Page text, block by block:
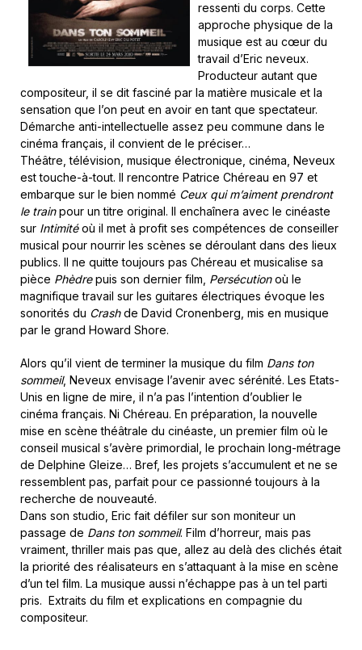
ressenti du corps. Cette
approche physique de la
musique est au cœur du
travail d’Eric neveux.
Producteur autant que
compositeur, il se dit fasciné par la matière musicale et la
sensation que l’on peut en avoir en tant que spectateur.
Démarche anti-intellectuelle assez peu commune dans le
cinéma français, il convient de le préciser…
Théâtre, télévision, musique électronique, cinéma, Neveux
est touche-à-tout. Il rencontre Patrice Chéreau en 97 et
embarque sur le bien nommé Ceux qui m’aiment prendront
le trainpour un titre original. Il enchaînera avec le cinéaste
sur Intimitéoù il met à profit ses compétences de conseiller
musical pour nourrir les scènes se déroulant dans des lieux
publics. Il ne quitte toujours pas Chéreau et musicalise sa
pièce Phèdrepuis son dernier film, Persécutionoù le
magnifique travail sur les guitares électriques évoque les
sonorités du Crashde David Cronenberg, mis en musique
par le grand Howard Shore.
Alors qu’il vient de terminer la musique du film Dans ton
sommeil, Neveux envisage l’avenir avec sérénité. Les Etats-
Unis en ligne de mire, il n’a pas l’intention d’oublier le
cinéma français. Ni Chéreau. En préparation, la nouvelle
mise en scène théâtrale du cinéaste, un premier film où le
conseil musical s’avère primordial, le prochain long-métrage
de Delphine Gleize… Bref, les projets s’accumulent et ne se
ressemblent pas, parfait pour ce passionné toujours à la
recherche de nouveauté.
Dans son studio, Eric fait défiler sur son moniteur un
passage de Dans ton sommeil. Film d’horreur, mais pas
vraiment, thriller mais pas que, allez au delà des clichés était
la priorité des réalisateurs en s’attaquant à la mise en scène
d’un tel film. La musique aussi n’échappe pas à un tel parti
pris. Extraits du film et explications en compagnie du
compositeur.